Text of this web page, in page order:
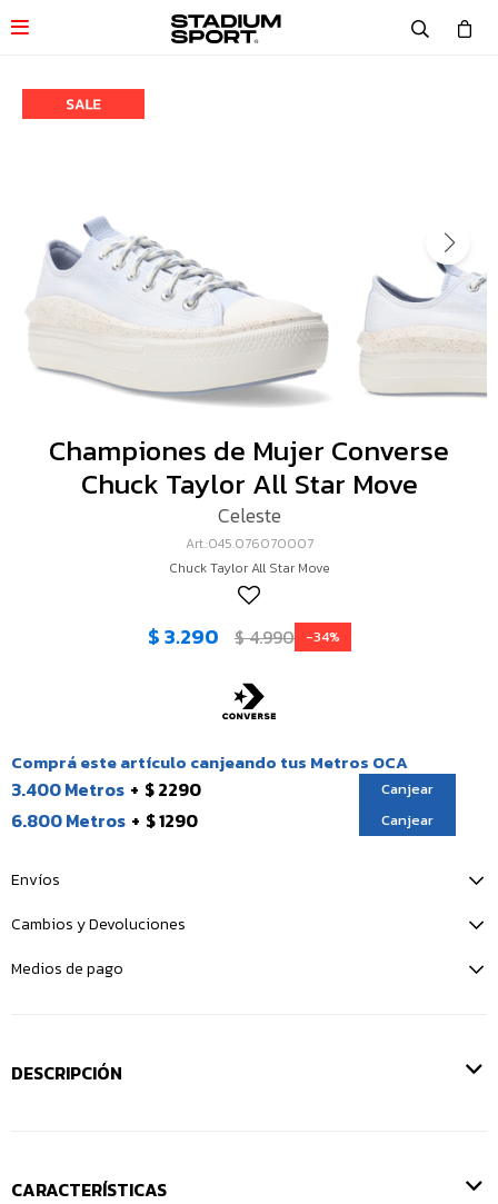

Championes de Mujer Converse
Chuck Taylor All Star Move
Celeste
045.076070007
Chuck Taylor All Star Move
$3.290 $4.990 34
Comprá este artículo canjeando tus Metros OCA
3.400 Metros $ 2290 Canjear
6.800 Metros $ 1290 Canjear
Envíos
Cambios y Devoluciones
Medios de pago
DESCRIPCIÓN
CARACTERÍSTICAS